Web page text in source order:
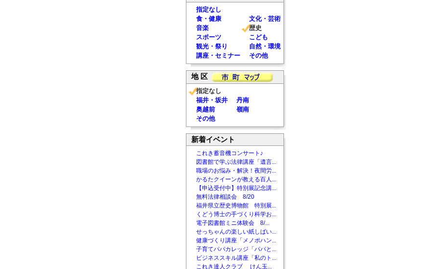
指定なし
食・健康
文化・芸術
音楽
歴史
スポーツ
こども
観光・祭り
自然・環境
講座・セミナー
その他
地 区
指定なし
福井・坂井
丹南
奥越前
嶺南
その他
新着イベント
これき蓄音機コンサート♪
図書館で学ぶ法律講座「遺言...
職場のお悩み・解決！夜間労...
かるたクイーンが教える百人...
【申込受付中】特別展記念講...
無料法律相談会 8/20
福井県立歴史博物館 特別展...
くどう博士の手づくり科学お...
電子図書館ミニ体験会 8/...
せっちゃんの楽しい紙しばい...
健康づくり講座「メノポハン...
子育てパパカレッジ「パパと...
ビジネススキル講座「私のト...
これき達人クラブ けん玉...